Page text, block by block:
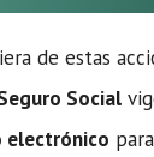
de estas
Social
electrónico